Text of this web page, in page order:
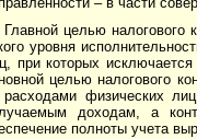
Главной целью налогового
уровня
при которых
целью налогового
расходами физических
доходам, а
полноты учета